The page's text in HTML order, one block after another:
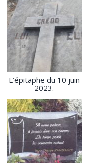
L’épitaphe du 10 juin
2023.